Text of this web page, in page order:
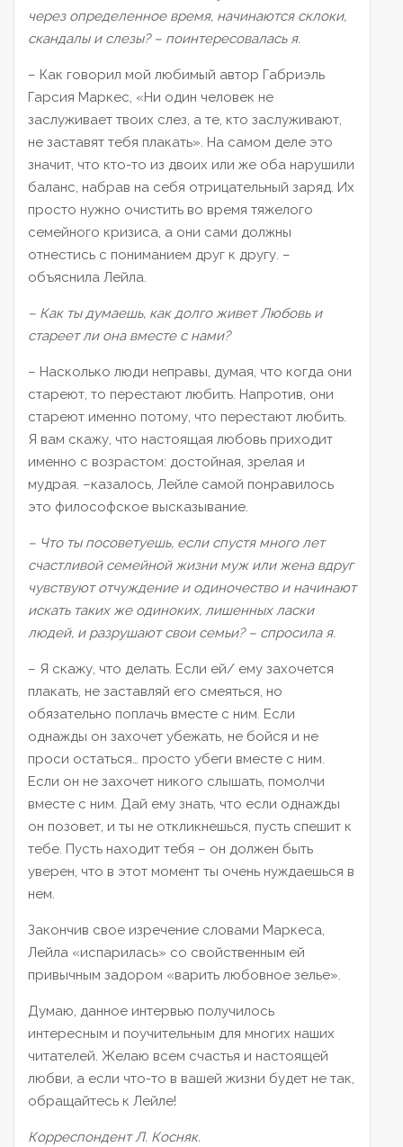
через определенное время, начинаются склоки,
скандалы и слезы?– поинтересовалась я.
– Как говорил мой любимый автор Габриэль
Гарсия Маркес, «Ни один человек не
заслуживает твоих слез, а те, кто заслуживают,
не заставят тебя плакать». На самом деле это
значит, что кто-то из двоих или же оба нарушили
баланс, набрав на себя отрицательный заряд. Их
просто нужно очистить во время тяжелого
семейного кризиса, а они сами должны
отнестись с пониманием друг к другу. –
объяснила Лейла.
– Как ты думаешь, как долго живет Любовь и
стареет ли она вместе с нами?
– Насколько люди неправы, думая, что когда они
стареют, то перестают любить. Напротив, они
стареют именно потому, что перестают любить.
Я вам скажу, что настоящая любовь приходит
именно с возрастом: достойная, зрелая и
мудрая. –казалось, Лейле самой понравилось
это философское высказывание.
– Что ты посоветуешь, если спустя много лет
счастливой семейной жизни муж или жена вдруг
чувствуют отчуждение и одиночество и начинают
искать такихже одиноких, лишенных ласки
людей, и разрушают свои семьи?– спросила я.
– Я скажу, что делать. Если ей/ ему захочется
плакать, не заставляй его смеяться, но
обязательно поплачь вместе с ним. Если
однажды он захочет убежать, не бойся и не
проси остаться… просто убеги вместе с ним.
Если он не захочет никого слышать, помолчи
вместе с ним. Дай ему знать, что если однажды
он позовет, и ты не откликнешься, пусть спешит к
тебе. Пусть находит тебя – он должен быть
уверен, что в этот момент ты очень нуждаешься в
нем.
Закончив свое изречение словами Маркеса,
Лейла «испарилась» со свойственным ей
привычным задором «варить любовное зелье».
Думаю, данное интервью получилось
интересным и поучительным для многих наших
читателей. Желаю всем счастья и настоящей
любви, а если что-то в вашей жизни будет не так,
обращайтесь к Лейле!
Корреспондент Л. Косняк.